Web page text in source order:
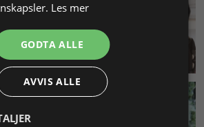
KUNDESERVICE
Les mer
GODTA ALLE
AVVIS ALLE